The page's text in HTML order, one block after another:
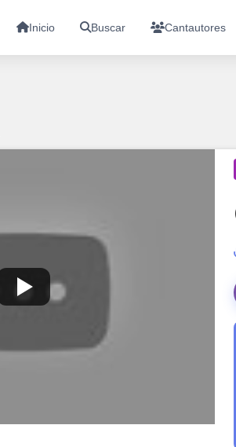
Inicio Buscar Cantautores